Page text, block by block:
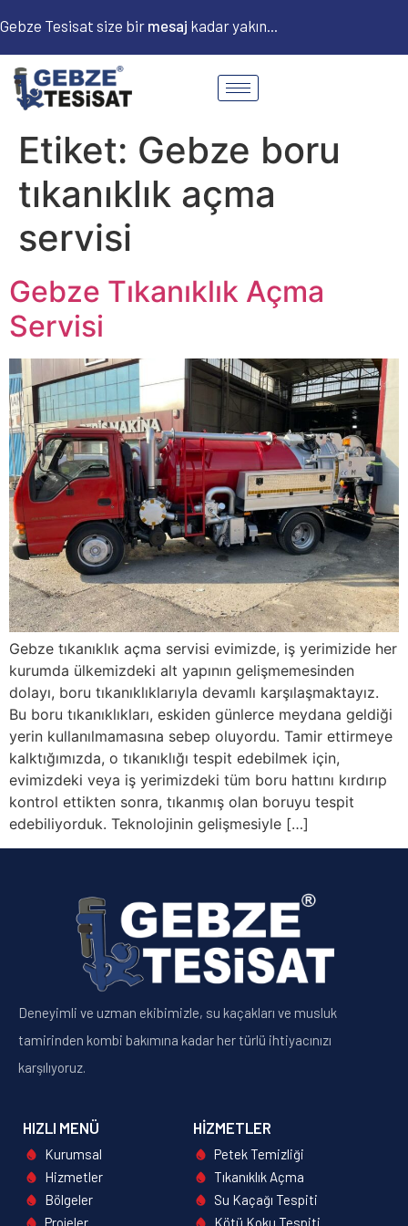
Gebze Tesisat size bir mesaj kadar yakın...
Etiket: Gebze boru
tıkanıklık açma
servisi
Gebze Tıkanıklık Açma
Servisi
Gebze tıkanıklık açma servisi evimizde, iş yerimizide her
kurumda ülkemizdeki alt yapının gelişmemesinden
dolayı, boru tıkanıklıklarıyla devamlı karşılaşmaktayız.
Bu boru tıkanıklıkları, eskiden günlerce meydana geldiği
yerin kullanılmamasına sebep oluyordu. Tamir ettirmeye
kalktığımızda, o tıkanıklığı tespit edebilmek için,
evimizdeki veya iş yerimizdeki tüm boru hattını kırdırıp
kontrol ettikten sonra, tıkanmış olan boruyu tespit
edebiliyorduk. Teknolojinin gelişmesiyle […]
Deneyimli ve uzman ekibimizle, su kaçakları ve musluk
tamirinden kombi bakımına kadar her türlü ihtiyacınızı
karşılıyoruz.
HIZLI MENÜ
Kurumsal
Hizmetler
Bölgeler
Projeler
HIZMETLER
Petek Temizliği
Tıkanıklık Açma
Su Kaçağı Tespiti
Kötü Koku Tespiti